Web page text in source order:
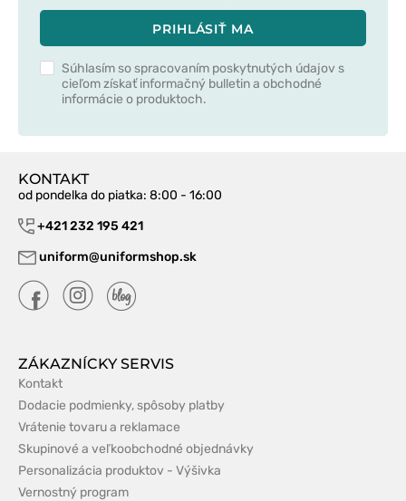
PRIHLÁSIŤ MA
Súhlasím so spracovaním poskytnutých údajov s
cieľom získať informačný bulletin a obchodné
informácie o produktoch.
KONTAKT
od pondelka do piatka: 8:00 - 16:00
+421 232 195 421
uniform@uniformshop.sk
ZÁKAZNÍCKY SERVIS
Kontakt
Dodacie podmienky, spôsoby platby
Vrátenie tovaru a reklamace
Skupinové a veľkoobchodné objednávky
Personalizácia produktov - Výšivka
Vernostný program